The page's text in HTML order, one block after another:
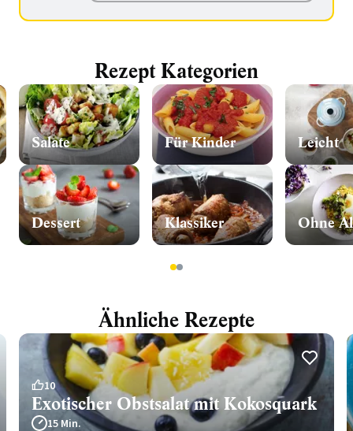
Rezept Kategorien
Salate
Dessert
Für Kinder
Klassiker
Leicht
Ohne
12
Ähnliche Rezepte
10
Exotischer Obstsalat mit Kokosquark
15 Min.